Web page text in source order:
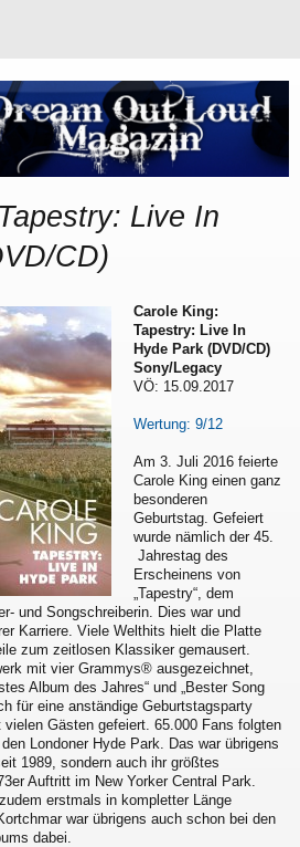
Live In
CD)
Carole King:
Tapestry: Live In
Hyde Park (DVD/CD)
Sony/Legacy
VÖ: 15.09.2017
Wertung: 9/12
Am 3. Juli 2016 feierte
Carole King einen ganz
besonderen
Geburtstag. Gefeiert
wurde nämlich der 45.
Jahrestag des
Erscheinens von
„Tapestry“, dem
und Songschreiberin. Dies war und
Karriere. Viele Welthits hielt die Platte
zum zeitlosen Klassiker gemausert.
mit vier Grammys® ausgezeichnet,
Album des Jahres“ und „Bester Song
für eine anständige Geburtstagsparty
vielen Gästen gefeiert. 65.000 Fans folgten
Londoner Hyde Park. Das war übrigens
1989, sondern auch ihr größtes
Auftritt im New Yorker Central Park.
zudem erstmals in kompletter Länge
war übrigens auch schon bei den
dabei.